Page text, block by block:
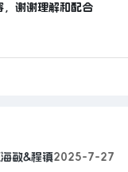
谢谢理解和配合
敏&程镇2025-7-27